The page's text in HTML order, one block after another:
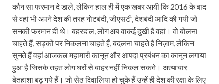
कौन सा फरमान दे डाले, लेकिन हाल ही में एक खबर आयी कि 2016 के बाद
से वहां भी अपने देश की तरह नोटबंदी, जीएसटी, देशबंदी आदि की गयी जो
सनकी फरमान ही थे। बहरहाल, लोग अब वाकई दुखी हैं वहां। वो बोलना
चाहते हैं, सड़कों पर निकलना चाहते हैं, बदलना चाहते हैं निज़ाम, लेकिन
सुनते हैं वहां आजकल महामारी कानून और आपदा प्रबंधन का कानून लगाया
हुआ है जिसके तहत लोग घरों से बाहर नहीं निकल सकते। अत्याचार
बेतहाशा बढ़ गये हैं। जो सेठ दिवालिया हो चुके हैं उन्हें ही देश की रक्षा के लिए